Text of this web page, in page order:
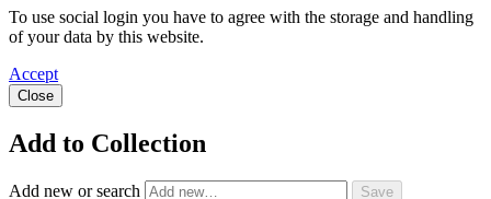
To use social login you have to agree with the storage and handling
of your data by this website.
Accept
Close
Add to Collection
Add new or search